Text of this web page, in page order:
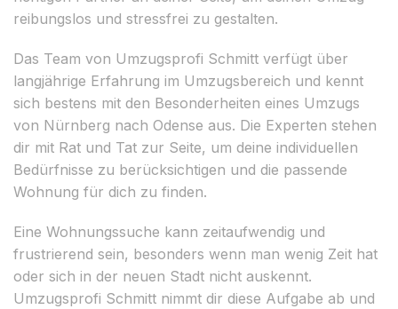
reibungslos und stressfrei zu gestalten.
Das Team von Umzugsprofi Schmitt verfügt über
langjährige Erfahrung im Umzugsbereich und kennt
sich bestens mit den Besonderheiten eines Umzugs
von Nürnberg nach Odense aus. Die Experten stehen
dir mit Rat und Tat zur Seite, um deine individuellen
Bedürfnisse zu berücksichtigen und die passende
Wohnung für dich zu finden.
Eine Wohnungssuche kann zeitaufwendig und
frustrierend sein, besonders wenn man wenig Zeit hat
oder sich in der neuen Stadt nicht auskennt.
Umzugsprofi Schmitt nimmt dir diese Aufgabe ab und